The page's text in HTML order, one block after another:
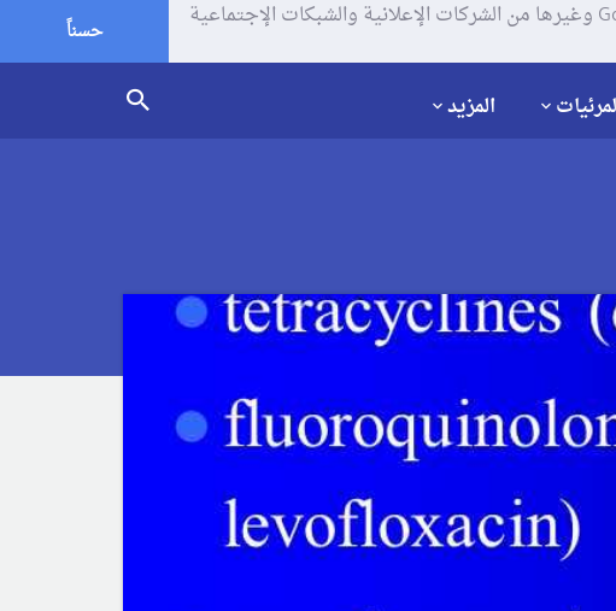
يستخدم موقعنا ملفات تعريف الإرتباط (الكوكيز) لتحليل زياراتك وإستخدامك للموقع و تتم مشاركة بعض المعلومات مع Google وغيرها من الشركات الإعلانية والشبكات الإجتماعية
حسناً
المزيد